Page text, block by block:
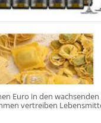
Euro in den
vertreiben